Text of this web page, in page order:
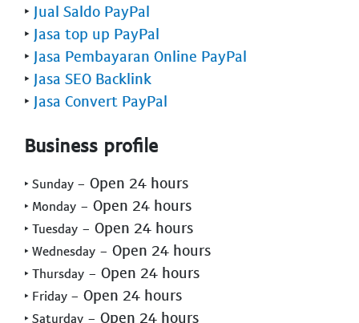
‣ Jual Saldo PayPal
‣ Jasa top up PayPal
‣ Jasa Pembayaran Online PayPal
‣ Jasa SEO Backlink
‣ Jasa Convert PayPal
Business profile
‣ Sunday - Open 24 hours
‣ Monday - Open 24 hours
‣ Tuesday - Open 24 hours
‣ Wednesday - Open 24 hours
‣ Thursday - Open 24 hours
‣ Friday - Open 24 hours
‣ Saturday - Open 24 hours